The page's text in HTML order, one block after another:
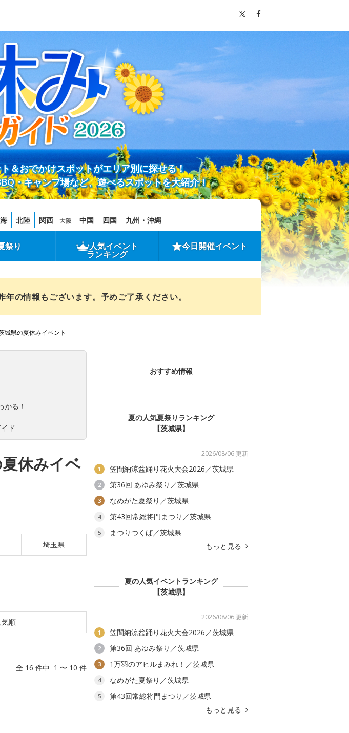
＆おでかけスポットがエリア別に探せる！
・キャンプ場など、遊べるスポットを大紹介！
北陸 関西 大阪 中国 四国 九州・沖縄
祭り 人気イベント
ランキング
今日開催イベント
の情報もございます。予めご了承ください。
城県の夏休みイベント
る！
ド
休みイベ
埼玉県
気順
全 16 件中 1 〜 10 件
おすすめ情報
夏の人気夏祭りランキング
【茨城県】
2026/08/06 更新
1 笠間納涼盆踊り花火大会2026／茨城県
2 第36回 あゆみ祭り／茨城県
3 なめがた夏祭り／茨城県
4 第43回常総将門まつり／茨城県
5
まつりつくば／茨城県
もっと見る
夏の人気イベントランキング
【茨城県】
2026/08/06 更新
1 笠間納涼盆踊り花火大会2026／茨城県
2 第36回 あゆみ祭り／茨城県
3 1万羽のアヒルまみれ！／茨城県
4 なめがた夏祭り／茨城県
5
第43回常総将門まつり／茨城県
もっと見る